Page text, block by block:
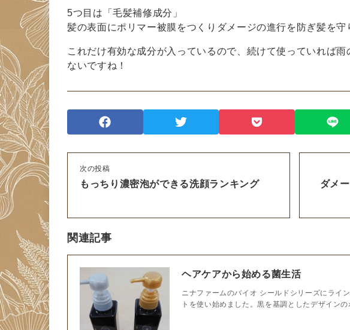
5つ目は「毛髪補修成分」
髪の表面にポリマー被膜をつくりダメージの進行を防ぎ髪を守
これだけ有効な成分が入っているので、続けて使っていれば
ないですね！
次の投稿
もっちり濃密泡ができる洗顔ランキング
ダメ
関連記事
ヘアケアから始める菌生活
ニナファームのバイオ シールドシリーズにライ
トを使い始めました。黒を基調としたデザイン